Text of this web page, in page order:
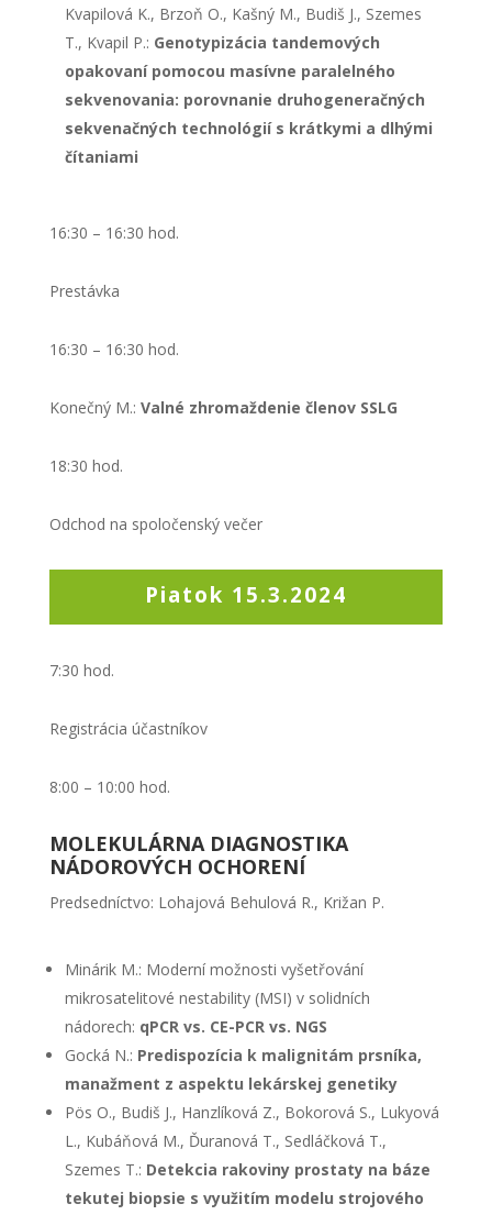
Kvapilová K., Brzoň O., Kašný M., Budiš J., Szemes
T., Kvapil P.: Genotypizácia tandemových
opakovaní pomocou masívne paralelného
sekvenovania: porovnanie druhogeneračných
sekvenačných technológií s krátkymi a dlhými
čítaniami
16:30 – 16:30 hod.
Prestávka
16:30 – 16:30 hod.
Konečný M.: Valné zhromaždenie členov SSLG
18:30 hod.
Odchod na spoločenský večer
Piatok 15.3.2024
7:30 hod.
Registrácia účastníkov
8:00 – 10:00 hod.
MOLEKULÁRNA DIAGNOSTIKA
NÁDOROVÝCH OCHORENÍ
Predsedníctvo: Lohajová Behulová R., Križan P.
Minárik M.: Moderní možnosti vyšetřování
mikrosatelitové nestability (MSI) v solidních
nádorech: qPCR vs. CE-PCR vs. NGS
Gocká N.: Predispozícia k malignitám prsníka,
manažment z aspektu lekárskej genetiky
Pös O., Budiš J., Hanzlíková Z., Bokorová S., Lukyová
L., Kubáňová M., Ďuranová T., Sedláčková T.,
Szemes T.: Detekcia rakoviny prostaty na báze
tekutej biopsie s využitím modelu strojového